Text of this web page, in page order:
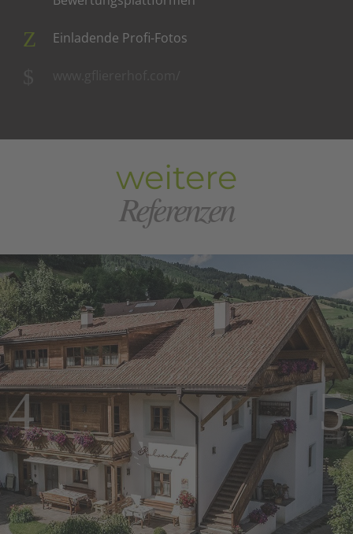
Einladende Profi-Fotos
weitere
Referenzen